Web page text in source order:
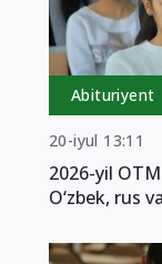
Abituriyent
20-iyul 13:11
2026-yil
O‘zbek, rus